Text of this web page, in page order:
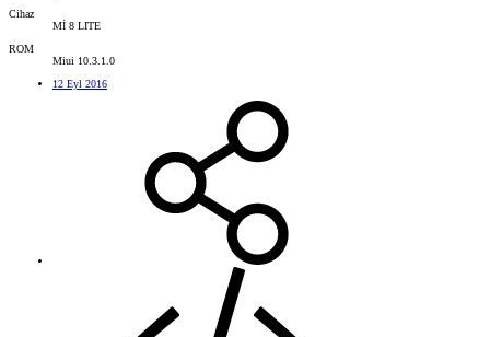
Cihaz
Mİ 8 LITE
ROM
Miui 10.3.1.0
12 Eyl 2016